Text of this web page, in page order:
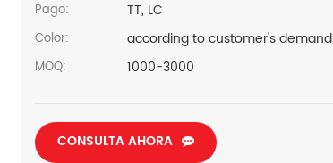
Pago: TT, LC
Color: according to customer's demand
MOQ: 1000-3000
CONSULTA AHORA